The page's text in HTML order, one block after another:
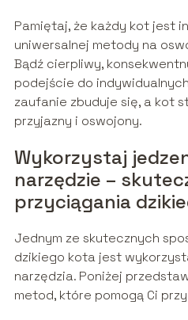
Pamiętaj, że każdy kot jest
uniwersalnej metody na
Bądź cierpliwy,
podejście do
zaufanie zbuduje się, a kot
przyjazny i oswojony.
Wykorzystaj
narzędzie –
przyciągania
Jednym ze skutecznych
dzikiego kota jest
narzędzia. Poniżej
metod, które pomogą Ci